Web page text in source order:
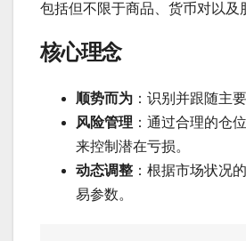
包括但不限于商品、货币对以及
核心理念
顺势而为 ：识别并跟随主
风险管理 ：通过合理的仓
来控制潜在亏损。
动态调整 ：根据市场状况
易参数。